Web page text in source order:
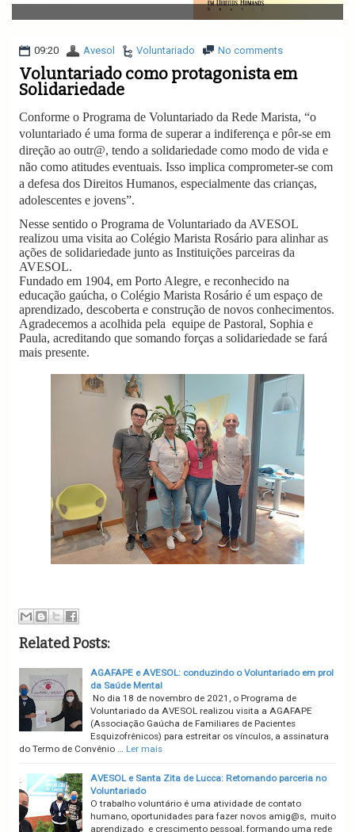
v
i
a
i
09:20 Avesol Voluntariado No comments
Voluntariado como protagonista em
Solidariedade
Conforme o Programa de Voluntariado da Rede Marista, “o
voluntariado é uma forma de superar a indiferença e pôr-se em
direção ao outr@, tendo a solidariedade como modo de vida e
não como atitudes eventuais. Isso implica comprometer-se com
a defesa dos Direitos Humanos, especialmente das crianças,
adolescentes e jovens”.
Nesse sentido o Programa de Voluntariado da AVESOL
realizou uma visita ao Colégio Marista Rosário para alinhar as
ações de solidariedade junto as Instituições parceiras da
AVESOL.
Fundado em 1904, em Porto Alegre, e reconhecido na
educação gaúcha, o Colégio Marista Rosário é um espaço de
aprendizado, descoberta e construção de novos conhecimentos.
Agradecemos a acolhida pela equipe de Pastoral, Sophia e
Paula, acreditando que somando forças a solidariedade se fará
mais presente.
Related Posts:
AGAFAPE e AVESOL: conduzindo o Voluntariado em prol
da Saúde Mental
No dia 18 de novembro de 2021, o Programa de
Voluntariado da AVESOL realizou visita a AGAFAPE
(Associação Gaúcha de Familiares de Pacientes
Esquizofrênicos) para estreitar os vínculos, a assinatura
do Termo de Convênio … Ler mais
AVESOL e Santa Zita de Lucca: Retomando parceria no
Voluntariado
O trabalho voluntário é uma atividade de contato
humano, oportunidades para fazer novos amig@s, muito
aprendizado e crescimento pessoal, formando uma rede